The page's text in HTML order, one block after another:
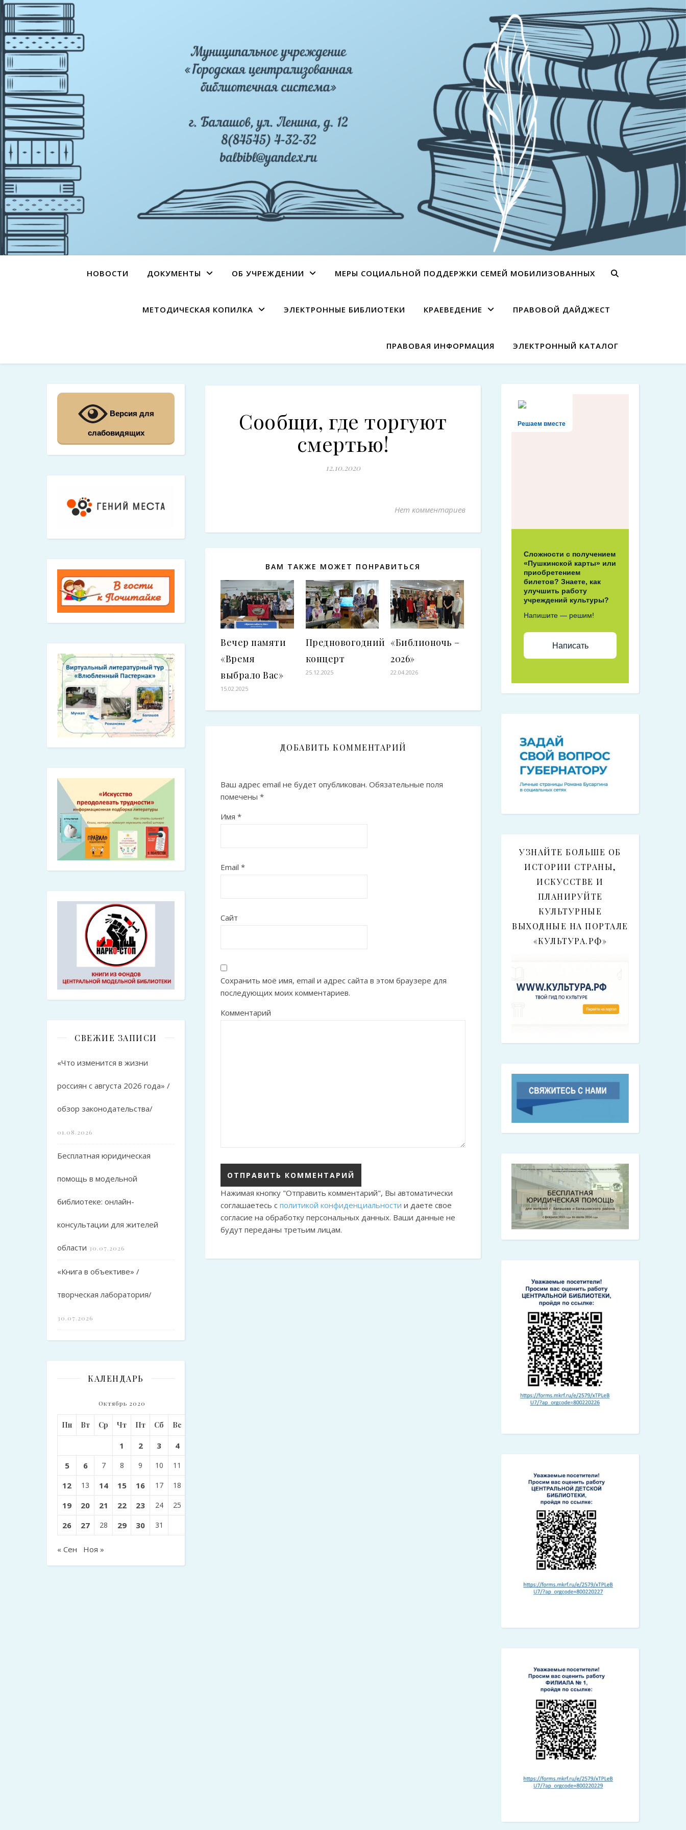
НОВОСТИ ДОКУМЕНТЫ ОБ УЧРЕЖДЕНИИ МЕРЫ СОЦИАЛЬНОЙ ПОДДЕРЖКИ СЕМЕЙ МОБИЛИЗОВАННЫХ
МЕТОДИЧЕСКАЯ КОПИЛКА ЭЛЕКТРОННЫЕ БИБЛИОТЕКИ КРАЕВЕДЕНИЕ ПРАВОВОЙ ДАЙДЖЕСТ
ПРАВОВАЯ ИНФОРМАЦИЯ ЭЛЕКТРОННЫЙ КАТАЛОГ
Версия для
слабовидящих
СВЕЖИЕ ЗАПИСИ
«Что изменится в жизни
россиян с августа 2026 года» /
обзор законодательства/
01.08.2026
Бесплатная юридическая
помощь в модельной
библиотеке: онлайн-
консультации для жителей
области 30.07.2026
«Книга в объективе» /
творческая лаборатория/
30.07.2026
КАЛЕНДАРЬ
Октябрь 2020
Пн Вт Ср Чт Пт Сб Вс
1 2 3
4
5
6 7 8 9 10 11
12 13 14 15 16 17 18
19 20 21 22 23 24 25
26 27 28 29 30 31
« Сен Ноя »
Сообщи, где торгуют
смертью!
12.10.2020
Нет комментариев
ВАМ ТАКЖЕ МОЖЕТ ПОНРАВИТЬСЯ
Вечер памяти
«Время
выбрало Вас»
15.02.2025
Предновогодний
концерт
25.12.2025
«Библионочь –
2026»
22.04.2026
ДОБАВИТЬ КОММЕНТАРИЙ
Ваш адрес email не будет опубликован. Обязательные поля
помечены *
Имя *
Email *
Сайт
Сохранить моё имя, email и адрес сайта в этом браузере для
последующих моих комментариев.
Комментарий
Нажимая кнопку "Отправить комментарий", Вы автоматически
соглашаетесь с политикой конфиденциальности и даете свое
согласие на обработку персональных данных. Ваши данные не
будут переданы третьим лицам.
Решаем вместе
Сложности с получением
«Пушкинской карты» или
приобретением
билетов? Знаете, как
улучшить работу
учреждений культуры?
Напишите — решим!
Написать
УЗНАЙТЕ БОЛЬШЕ ОБ
ИСТОРИИ СТРАНЫ,
ИСКУССТВЕ И
ПЛАНИРУЙТЕ
КУЛЬТУРНЫЕ
ВЫХОДНЫЕ НА ПОРТАЛЕ
«КУЛЬТУРА.РФ»